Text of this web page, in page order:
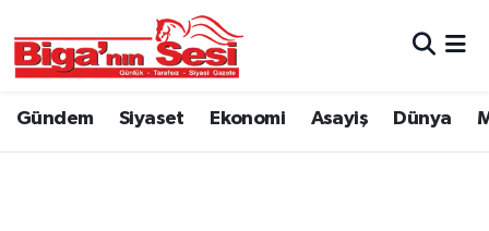
Gündem Siyaset Ekonomi Asayiş Dünya
Asayiş
Çanakkale Hava Durumu